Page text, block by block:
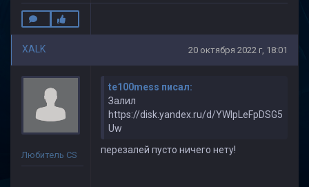
XALK 20 октября 2022 г, 18:01
Любитель CS
te100mess писал:
Залил
https://disk.yandex.ru/d/YWlpLeFpDSG5
Uw
перезалей пусто ничего нету!